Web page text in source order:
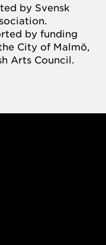
by Svensk
by funding
City of Malmö,
Arts Council.